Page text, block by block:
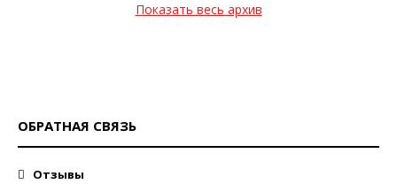
Показать весь архив
ОБРАТНАЯ СВЯЗЬ
Отзывы